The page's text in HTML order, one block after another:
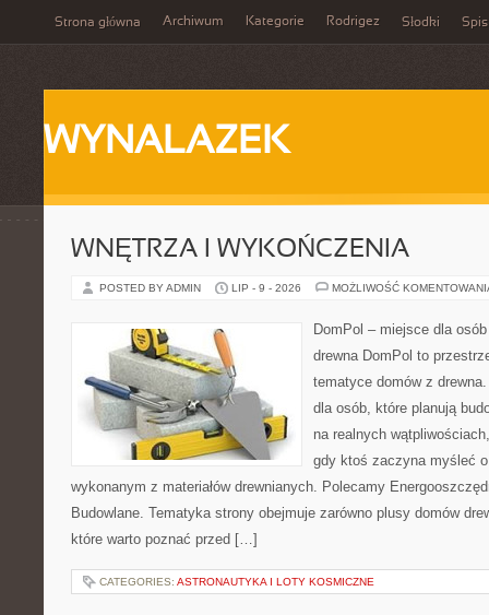
Strona główna Archiwum Kategorie Rodrigez Słodki Spis
WYNALAZEK
WNĘTRZA I WYKOŃCZENIA
POSTED BY ADMIN LIP - 9 - 2026 MOŻLIWOŚĆ
DomPol – miejsce dla
drewna DomPol to
tematyce domów z
dla osób, które planują
na realnych
gdy ktoś zaczyna myśleć o
wykonanym z materiałów drewnianych. Polecamy
Budowlane. Tematyka strony obejmuje zarówno plusy domów
które warto poznać przed […]
CATEGORIES: ASTRONAUTYKA I LOTY KOSMICZNE